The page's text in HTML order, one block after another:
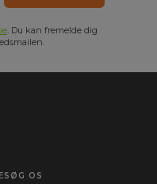
. Du kan fremelde dig
OS